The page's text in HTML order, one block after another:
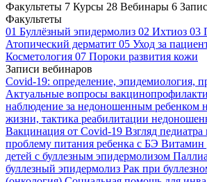
Факультеты 7 Курсы 28 Вебинары 6
Факультеты
01 Буллёзный эпидермолиз 02 Ихтиоз 03
Атопический дерматит 05 Уход за
Косметология 07 Пороки развития кожи
Записи вебинаров
Covid-19: определение, эпидемиология,
Актуальные вопросы
наблюдение за недоношенным ребенком
жизни, тактика реабилитации
Вакцинация от Covid-19 Взгляд педиатра
проблему питания ребенка с БЭ
детей с буллезным эпидермолизом
буллезный эпидермолиз Рак при